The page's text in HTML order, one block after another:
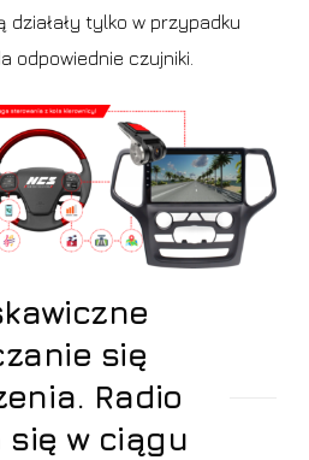
tylko w przypadku
odpowiednie czujniki.
się
Radio
się w ciągu